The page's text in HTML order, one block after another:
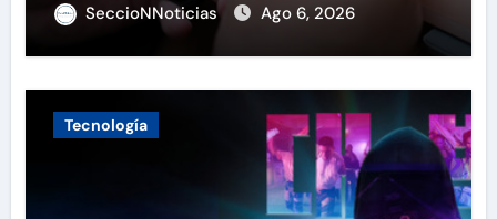
SeccioNNoticias Ago 6, 2026
Tecnología